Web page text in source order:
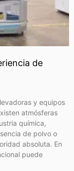
de
y equipos
atmósferas
química,
de polvo o
absoluta. En
puede